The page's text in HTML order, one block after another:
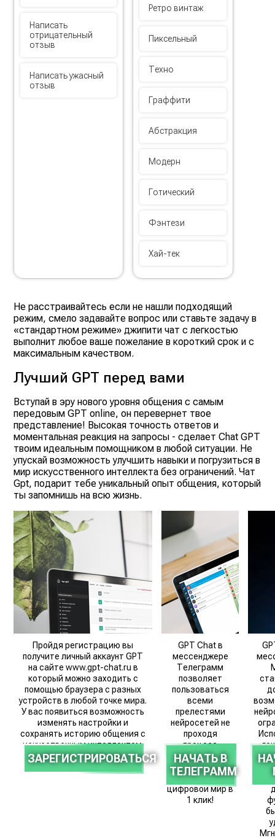
Написать
отрицательный
отзыв
Написать ужасный
отзыв
Ретро винтаж
Пиксельный
Техно
Граффити
Абстракция
Модерн
Готический
Фэнтези
Хай-тек
Не расстраивайтесь если не нашли подходящий
режим, смело задавайте вопрос или ставьте задачу в
«стандартном режиме» джипити чат с легкостью
выполнит любое ваше пожелание в короткий срок и с
максимальным качеством.
Лучший GPT перед вами
Вступай в эру нового уровня общения с самым
передовым GPT online, он перевернет твое
представление! Высокая точность ответов и
моментальная реакция на запросы - сделает Chat GPT
твоим идеальным помощником в любой ситуации. Не
упускай возможность улучшить навыки и погрузиться в
мир искусственного интеллекта без ограничений. Чат
Gpt, подарит тебе уникальный опыт общения, который
ты запомнишь на всю жизнь.
Пройдя регистрацию вы
получите личный аккаунт GPT
на сайте www.gpt-chat.ru в
который можно заходить с
помощью браузера с разных
устройств в любой точке мира.
У вас появиться возможность
изменять настройки и
сохранять историю общения с
искусственным интеллектом.
ЗАРЕГИСТРИРОВАТЬСЯ
GPT Chat в
мессенджере
Телеграмм
позволяет
пользоваться
всеми
прелестями
нейросетей не
проходя
процесс
регистрации.
Это мгновенный
доступ в
цифровой мир в
1 клик!
НАЧАТЬ В
ТЕЛЕГРАММ